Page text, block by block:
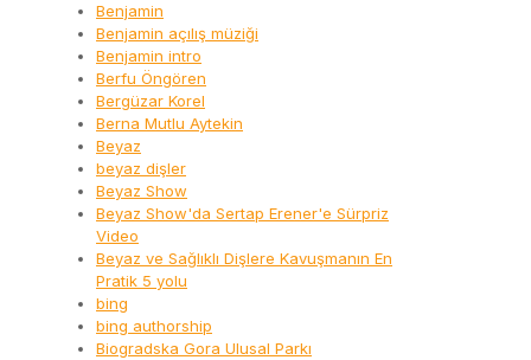
Benjamin
Benjamin açılış müziği
Benjamin intro
Berfu Öngören
Bergüzar Korel
Berna Mutlu Aytekin
Beyaz
beyaz dişler
Beyaz Show
Beyaz Show'da Sertap Erener'e Sürpriz
Video
Beyaz ve Sağlıklı Dişlere Kavuşmanın En
Pratik 5 yolu
bing
bing authorship
Biogradska Gora Ulusal Parkı